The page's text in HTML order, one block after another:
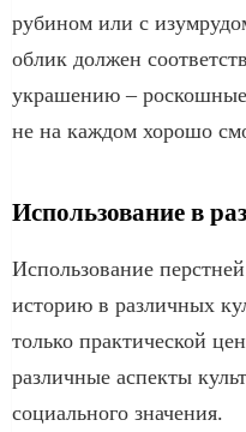
рубином или с
облик должен
украшению –
не на каждом хорошо
Использование в
Использование
историю в различных
только практической
различные аспекты
социального значения.